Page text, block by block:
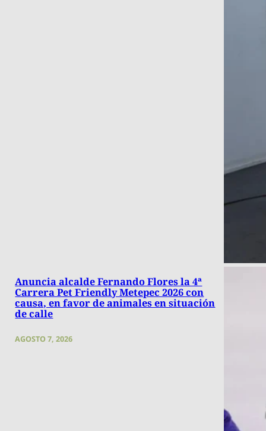
Anuncia alcalde Fernando Flores la 4ª
Carrera Pet Friendly Metepec 2026 con
causa, en favor de animales en situación
de calle
AGOSTO 7, 2026